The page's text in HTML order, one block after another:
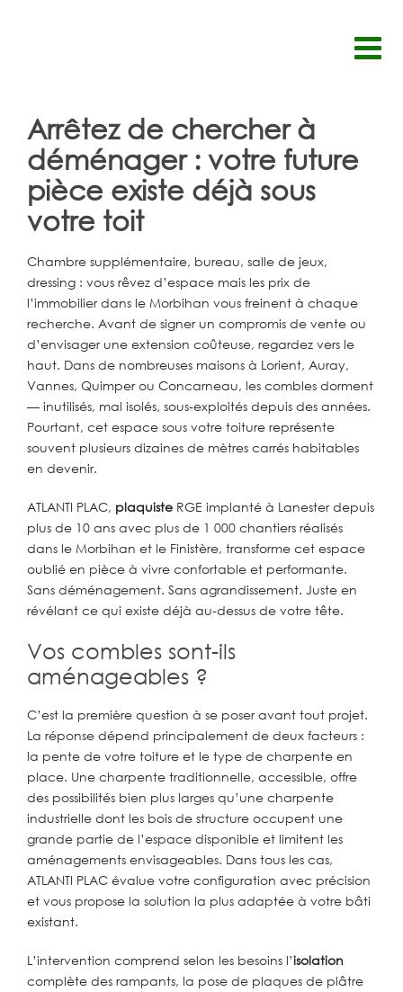
Arrêtez de chercher à
déménager : votre future
pièce existe déjà sous
votre toit
Chambre supplémentaire, bureau, salle de jeux,
dressing : vous rêvez d’espace mais les prix de
l’immobilier dans le Morbihan vous freinent à chaque
recherche. Avant de signer un compromis de vente ou
d’envisager une extension coûteuse, regardez vers le
haut. Dans de nombreuses maisons à Lorient, Auray,
Vannes, Quimper ou Concarneau, les combles dorment
— inutilisés, mal isolés, sous-exploités depuis des années.
Pourtant, cet espace sous votre toiture représente
souvent plusieurs dizaines de mètres carrés habitables
en devenir.
ATLANTI PLAC, plaquisteRGE implanté à Lanester depuis
plus de 10 ans avec plus de 1 000 chantiers réalisés
dans le Morbihan et le Finistère, transforme cet espace
oublié en pièce à vivre confortable et performante.
Sans déménagement. Sans agrandissement. Juste en
révélant ce qui existe déjà au-dessus de votre tête.
Vos combles sont-ils
aménageables ?
C’est la première question à se poser avant tout projet.
La réponse dépend principalement de deux facteurs :
la pente de votre toiture et le type de charpente en
place. Une charpente traditionnelle, accessible, offre
des possibilités bien plus larges qu’une charpente
industrielle dont les bois de structure occupent une
grande partie de l’espace disponible et limitent les
aménagements envisageables. Dans tous les cas,
ATLANTI PLAC évalue votre configuration avec précision
et vous propose la solution la plus adaptée à votre bâti
existant.
L’intervention comprend selon les besoins l’isolation
complète des rampants, la pose de plaques de plâtre